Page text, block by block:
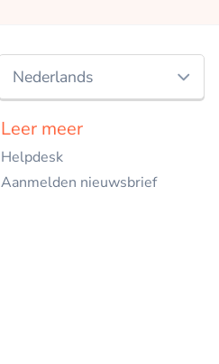
Nederlands
English
Leer meer
Helpdesk
Aanmelden nieuwsbrief